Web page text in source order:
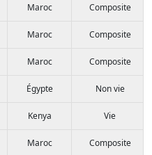
Maroc Composite
Maroc Composite
Maroc Composite
Égypte Non vie
Kenya Vie
Maroc Composite